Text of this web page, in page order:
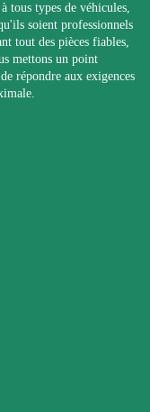
tous types de véhicules,
soient professionnels
tout des pièces fiables,
mettons un point
répondre aux exigences